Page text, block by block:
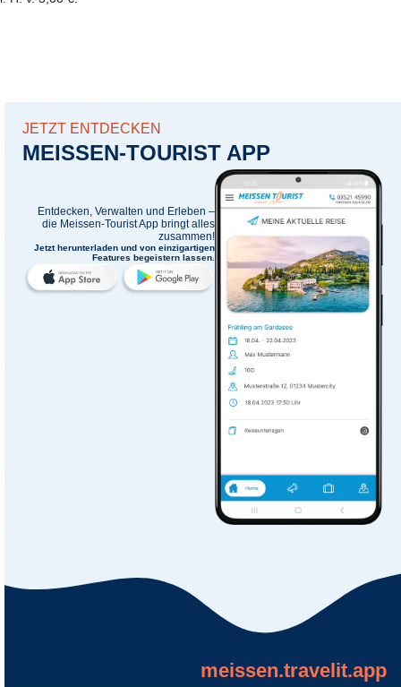
JETZT ENTDECKEN
MEISSEN-TOURIST APP
Entdecken, Verwalten und Erleben –
die Meissen-Tourist App bringt alles
zusammen!
Jetzt herunterladen und von einzigartigen
Features begeistern lassen.
meissen.travelit.app